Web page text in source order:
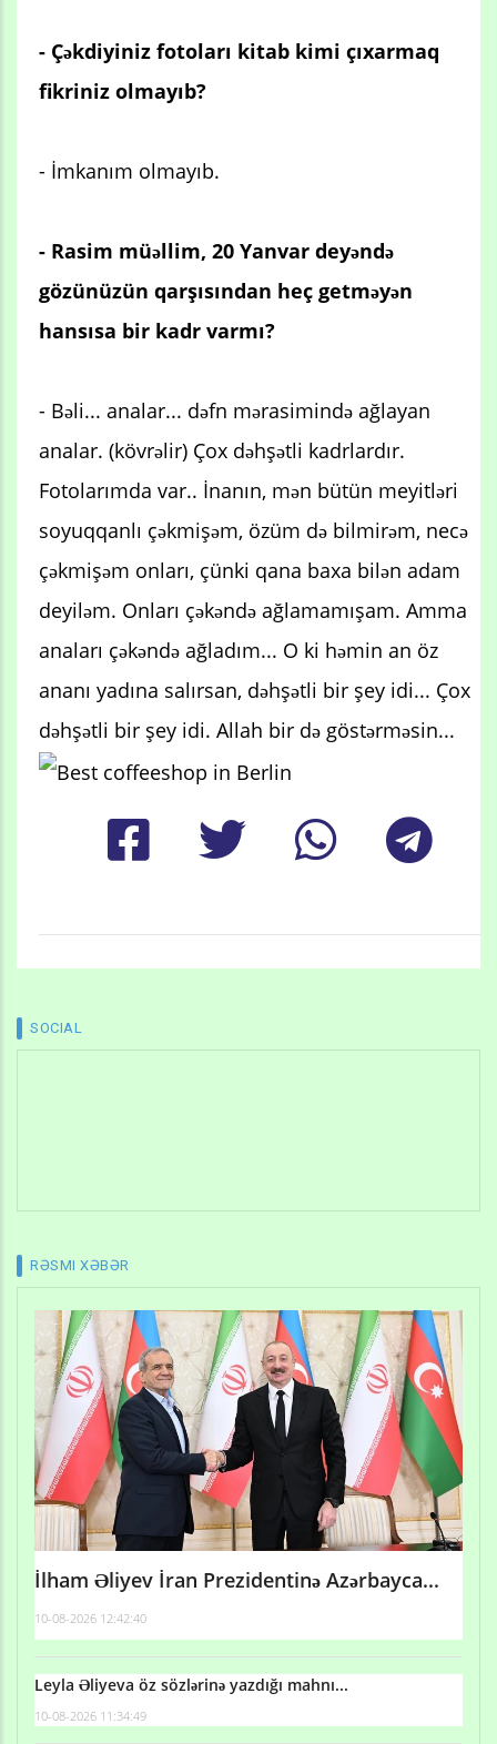
- Çəkdiyiniz fotoları kitab kimi çıxarmaq
fikriniz olmayıb?
- İmkanım olmayıb.
- Rasim müəllim, 20 Yanvar deyəndə
gözünüzün qarşısından heç getməyən
hansısa bir kadr varmı?
- Bəli... analar... dəfn mərasimində ağlayan
analar. (kövrəlir) Çox dəhşətli kadrlardır.
Fotolarımda var.. İnanın, mən bütün meyitləri
soyuqqanlı çəkmişəm, özüm də bilmirəm, necə
çəkmişəm onları, çünki qana baxa bilən adam
deyiləm. Onları çəkəndə ağlamamışam. Amma
anaları çəkəndə ağladım... O ki həmin an öz
ananı yadına salırsan, dəhşətli bir şey idi... Çox
dəhşətli bir şey idi. Allah bir də göstərməsin...
SOCIAL
RƏSMI XƏBƏR
İlham Əliyev İran Prezidentinə Azərbayca...
10-08-2026 12:42:40
Leyla Əliyeva öz sözlərinə yazdığı mahnı...
10-08-2026 11:34:49